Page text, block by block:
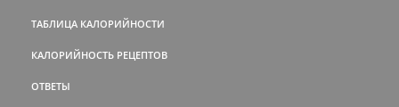
ТАБЛИЦА КАЛОРИЙНОСТИ
КАЛОРИЙНОСТЬ РЕЦЕПТОВ
ОТВЕТЫ